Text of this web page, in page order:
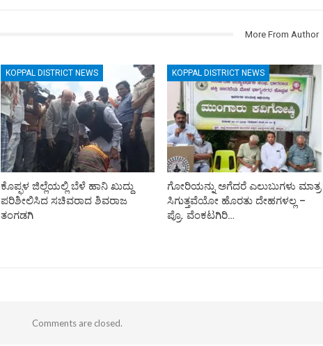
More From Author
KOPPAL DISTRICT NEWS
ಕೊಪ್ಫಳ ಜಿಲ್ಲೆಯಲ್ಲಿ ಬೆಳೆ ಹಾನಿ ಖುದ್ದು
ಪರಿಶೀಲಿಸಿದ ಸಚಿವರಾದ ಶಿವರಾಜ
ತಂಗಡಗಿ
KOPPAL DISTRICT NEWS
ಗೋರಿಯನ್ನು ಅಗೆದರೆ ಎಲುಬುಗಳು ಮಾತ್ರ
ಸಿಗುತ್ತವೆಯೋ ಹೊರತು ದೇಹಗಳಲ್ಲ –
ಪ್ರೊ. ವೆಂಕಟಗಿರಿ…
Comments are closed.